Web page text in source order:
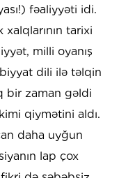
fəaliyyəti idi.
tarixi
milli oyanış
dili ilə təlqin
bir zaman gəldi
qiymətini aldı.
daha uyğun
lap çox